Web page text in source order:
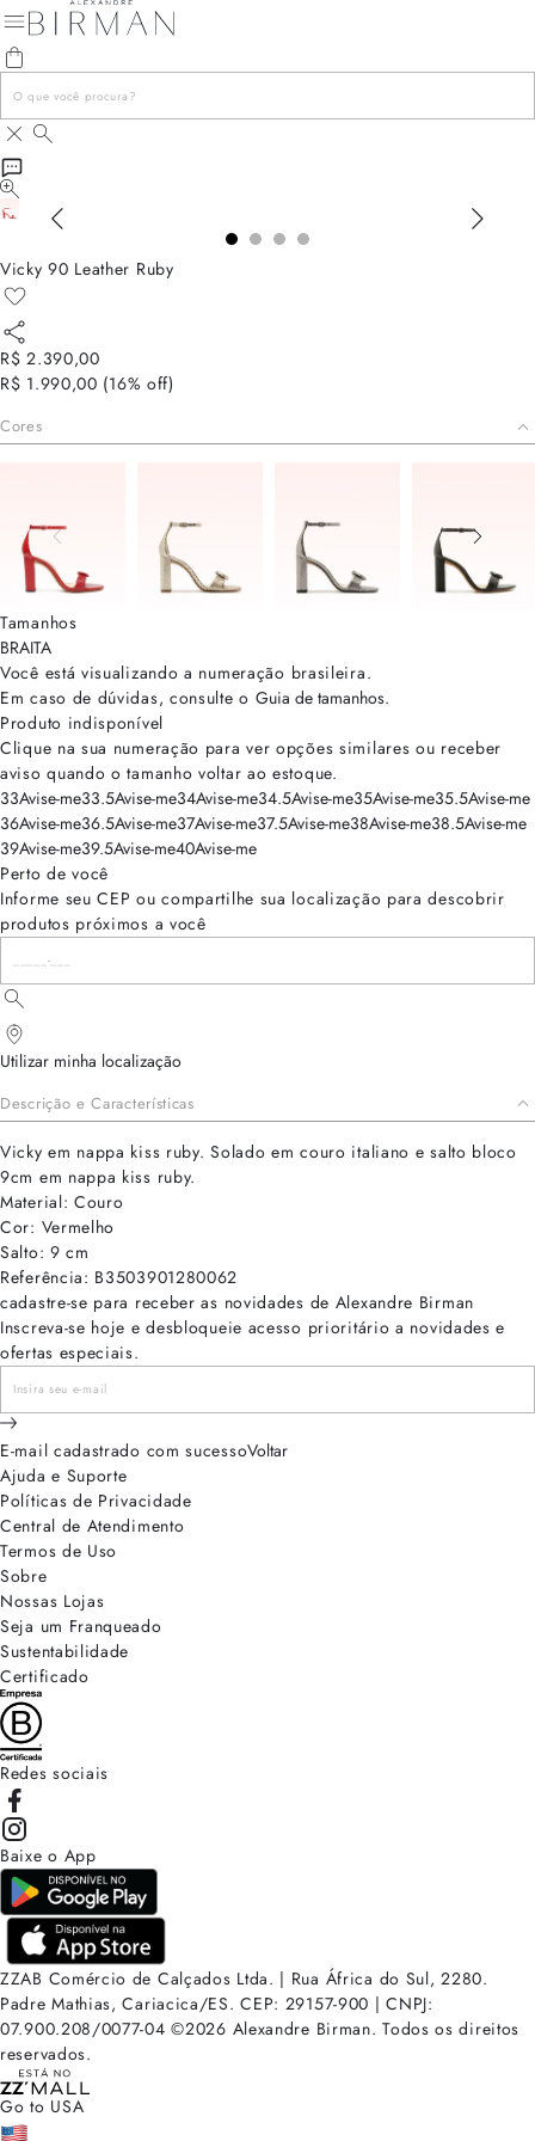
Vicky 90 Leather Ruby
R$ 2.390,00
R$ 1.990,00 (16% off)
Cores
Tamanhos
BRAITA
Você está visualizando a numeração brasileira.
Em caso de dúvidas, consulte o Guia de tamanhos.
Produto indisponível
Clique na sua numeração para ver opções similares ou receber
aviso quando o tamanho voltar ao estoque.
33Avise-me33.5Avise-me34Avise-me34.5Avise-me35Avise-me35.5Avise-me
36Avise-me36.5Avise-me37Avise-me37.5Avise-me38Avise-me38.5Avise-me
39Avise-me39.5Avise-me40Avise-me
Perto de você
Informe seu CEP ou compartilhe sua localização para descobrir
produtos próximos a você
Utilizar minha localização
Descrição e Características
Vicky em nappa kiss ruby. Solado em couro italiano e salto bloco
9cm em nappa kiss ruby.
Material: Couro
Cor: Vermelho
Salto: 9 cm
Referência: B3503901280062
cadastre-se para receber as novidades de Alexandre Birman
Inscreva-se hoje e desbloqueie acesso prioritário a novidades e
ofertas especiais.
E-mail cadastrado com sucessoVoltar
Ajuda e Suporte
Políticas de Privacidade
Central de Atendimento
Termos de Uso
Sobre
Nossas Lojas
Seja um Franqueado
Sustentabilidade
Certificado
Redes sociais
Baixe o App
ZZAB Comércio de Calçados Ltda. | Rua África do Sul, 2280.
Padre Mathias, Cariacica/ES. CEP: 29157-900 | CNPJ:
07.900.208/0077-04 ©2026 Alexandre Birman. Todos os direitos
reservados.
Go to USA